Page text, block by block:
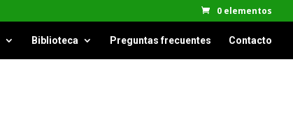
0 elementos
Biblioteca Preguntas frecuentes Contacto